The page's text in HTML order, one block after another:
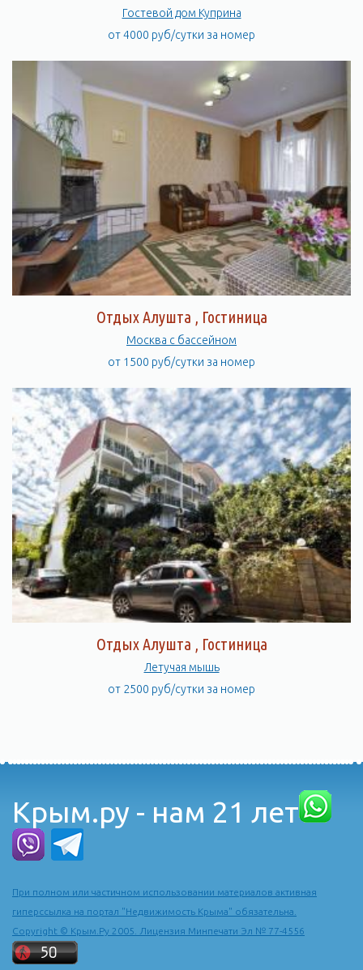
Гостевой дом Куприна
от 4000 руб/сутки за номер
Отдых Алушта , Гостиница
Москва с бассейном
от 1500 руб/сутки за номер
Отдых Алушта , Гостиница
Летучая мышь
от 2500 руб/сутки за номер
Крым.ру - нам 21 лет
При полном или частичном использовании материалов активная
гиперссылка на портал "Недвижимость Крыма" обязательна.
Copyright © Крым.Ру 2005. Лицензия Минпечати Эл № 77-4556